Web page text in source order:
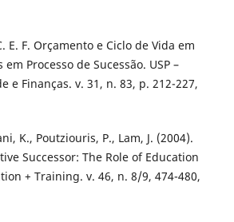
E. F. Orçamento e Ciclo de Vida em
Processo de Sucessão. USP –
e Finanças. v. 31, n. 83, p. 212-227,
K., Poutziouris, P., Lam, J. (2004).
Successor: The Role of Education
+ Training. v. 46, n. 8/9, 474-480,